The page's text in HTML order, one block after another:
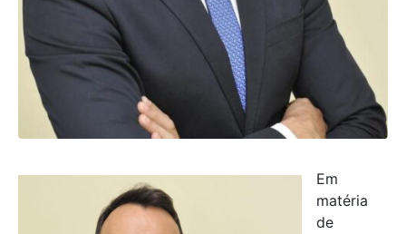
Em
matéria
de